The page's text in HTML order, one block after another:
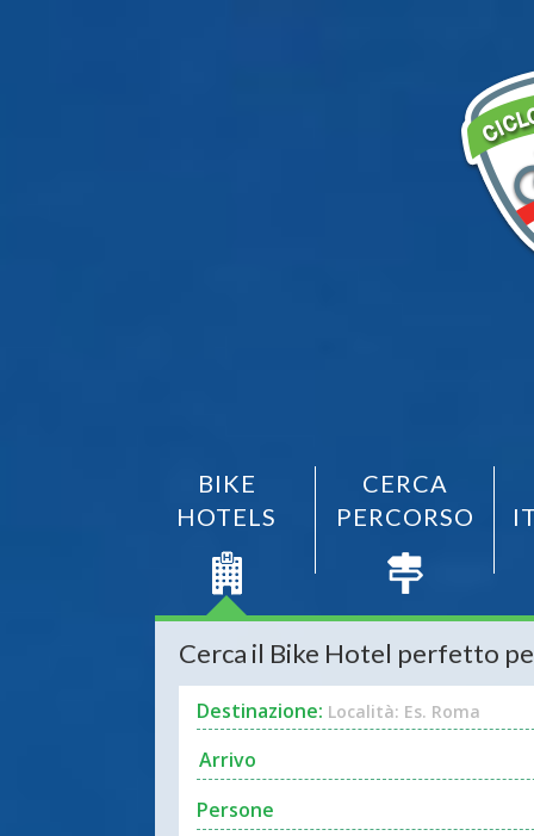
BIKE
HOTELS
CERCA
PERCORSO
Cerca il Bike Hotel perfetto
Destinazione: Località: Es. Roma
Persone